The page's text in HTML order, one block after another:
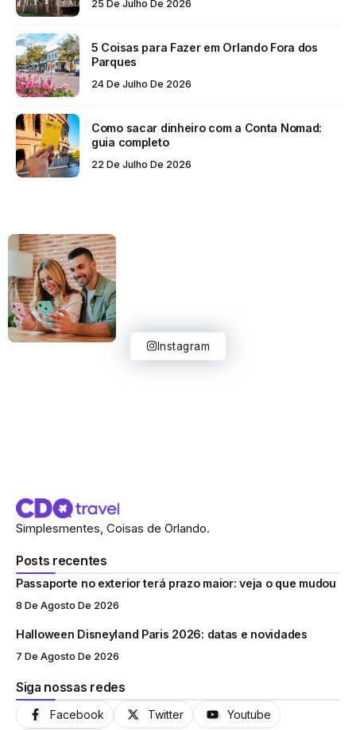
25 De Julho De 2026
5 Coisas para Fazer em Orlando Fora dos
Parques
24 De Julho De 2026
Como sacar dinheiro com a Conta Nomad:
guia completo
22 De Julho De 2026
Instagram
Simplesmentes, Coisas de Orlando.
Posts recentes
Passaporte no exterior terá prazo maior: veja o que mudou
8 De Agosto De 2026
Halloween Disneyland Paris 2026: datas e novidades
7 De Agosto De 2026
Siga nossas redes
Facebook Twitter Youtube